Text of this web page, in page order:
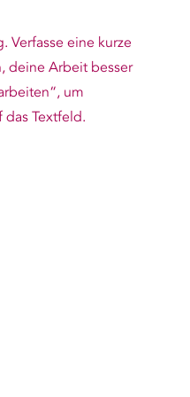
Verfasse eine kurze
deine Arbeit besser
um
Textfeld.